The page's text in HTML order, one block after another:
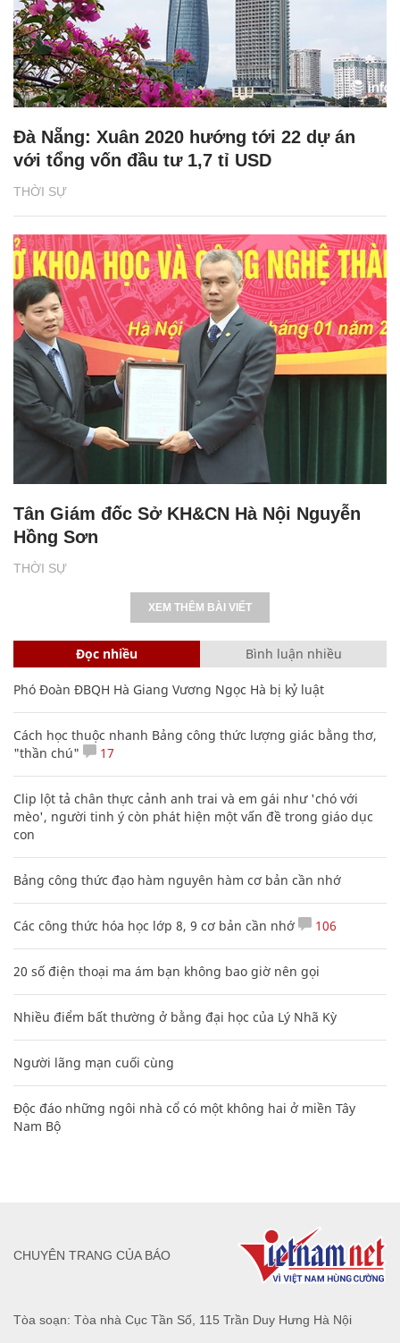
THỜI SỰ
Đà Nẵng: Xuân 2020 hướng tới 22 dự án
với tổng vốn đầu tư 1,7 tỉ USD
THỜI SỰ
Tân Giám đốc Sở KH&CN Hà Nội Nguyễn
Hồng Sơn
XEM THÊM BÀI VIẾT
Đọc nhiều Bình luận nhiều
Phó Đoàn ĐBQH Hà Giang Vương Ngọc Hà bị kỷ luật
Cách học thuộc nhanh Bảng công thức lượng giác bằng thơ,
"thần chú"
17
Clip lột tả chân thực cảnh anh trai và em gái như 'chó với
mèo', người tinh ý còn phát hiện một vấn đề trong giáo dục
con
Bảng công thức đạo hàm nguyên hàm cơ bản cần nhớ
Các công thức hóa học lớp 8, 9 cơ bản cần nhớ 106
20 số điện thoại ma ám bạn không bao giờ nên gọi
Nhiều điểm bất thường ở bằng đại học của Lý Nhã Kỳ
Người lãng mạn cuối cùng
Độc đáo những ngôi nhà cổ có một không hai ở miền Tây
Nam Bộ
Tòa soạn: Tòa nhà Cục Tần Số, 115 Trần Duy Hưng Hà Nội
CHUYÊN TRANG CỦA BÁO